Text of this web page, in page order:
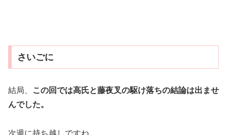
さいごに
結局、
この回では高氏と藤夜叉の駆け落ちの結論は出ませ
んでした。
次週に持ち越しですね。